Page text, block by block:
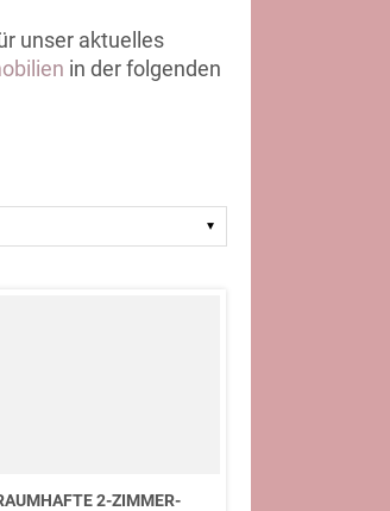
unser aktuelles
in der folgenden
2-ZIMMER-